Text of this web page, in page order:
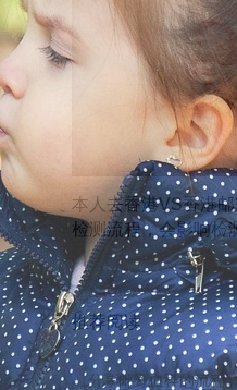
本人去香港VS香港
检测流程，会影响检
推荐阅读
分享邮寄血样的流程